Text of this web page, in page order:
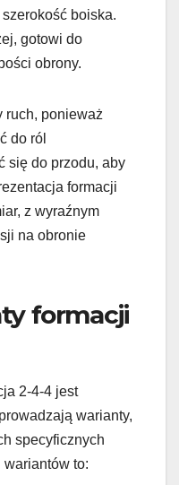
boiska.
gotowi do
obrony.
ruch, ponieważ
do ról
się do przodu, aby
formacji
z wyraźnym
na obronie
formacji
2-4-4 jest
warianty,
specyficznych
wariantów to: